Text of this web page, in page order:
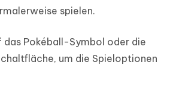
spielen.
das Pokéball-Symbol oder die
um die Spieloptionen